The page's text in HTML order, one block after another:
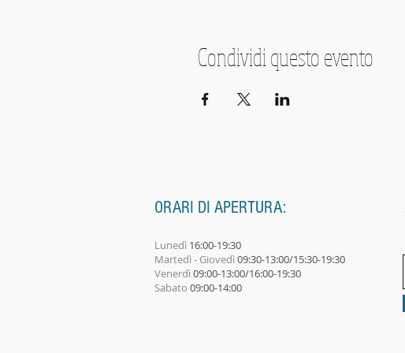
Condividi questo evento
ORARI DI APERTURA:
Lunedì 16:00-19:30
Martedì - Giovedì 09:30-13:00/15:30-19:30
Venerdì 09:00-13:00/16:00-19:30
Sabato 09:00-14:00​